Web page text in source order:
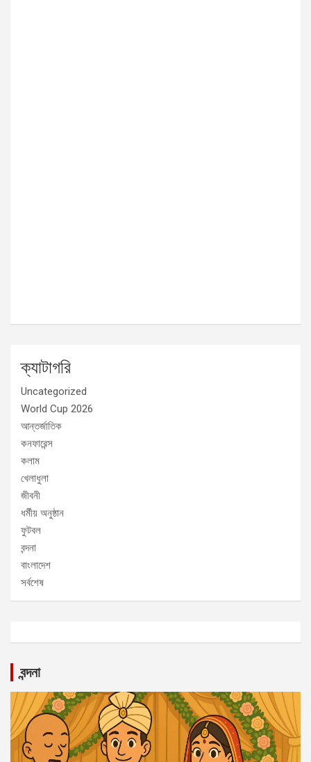
ক্যাটাগরি
Uncategorized
World Cup 2026
আন্তর্জাতিক
কনফারেন্স
কলাম
খেলাধুলা
জীবনী
ধর্মীয় অনুষ্ঠান
ফুটবল
বন্দনা
বাংলাদেশ
সর্বশেষ
বন্দনা